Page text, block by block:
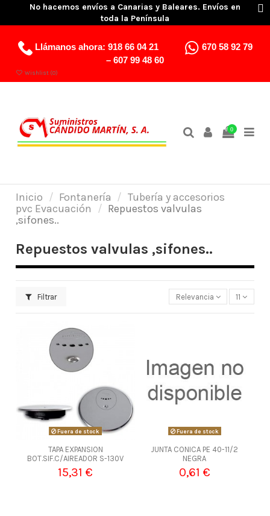
No hacemos envíos a Canarias y Baleares. Envíos en
toda la Península
Llámanos ahora: 918 66 04 21
670 58 92 79
– 607 99 48 60
Wishlist (0)
0
Inicio Fontanería
Tubería y accesorios
pvc Evacuación
Repuestos valvulas
,sifones..
Repuestos valvulas ,sifones..
Filtrar Relevancia 11
Fuera de stock
TAPA EXPANSION
BOT.SIF.C/AIREADOR S-130V
15,31 €
Fuera de stock
JUNTA CONICA PE 40-11/2
NEGRA
0,61 €